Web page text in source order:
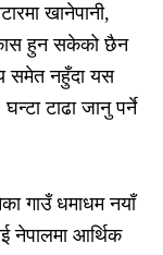
खानेपानी,
हुन सकेको छैन
समेत नहुँदा यस
टाढा जानु पर्ने
गाउँ धमाधम नयाँ
नेपालमा आर्थिक